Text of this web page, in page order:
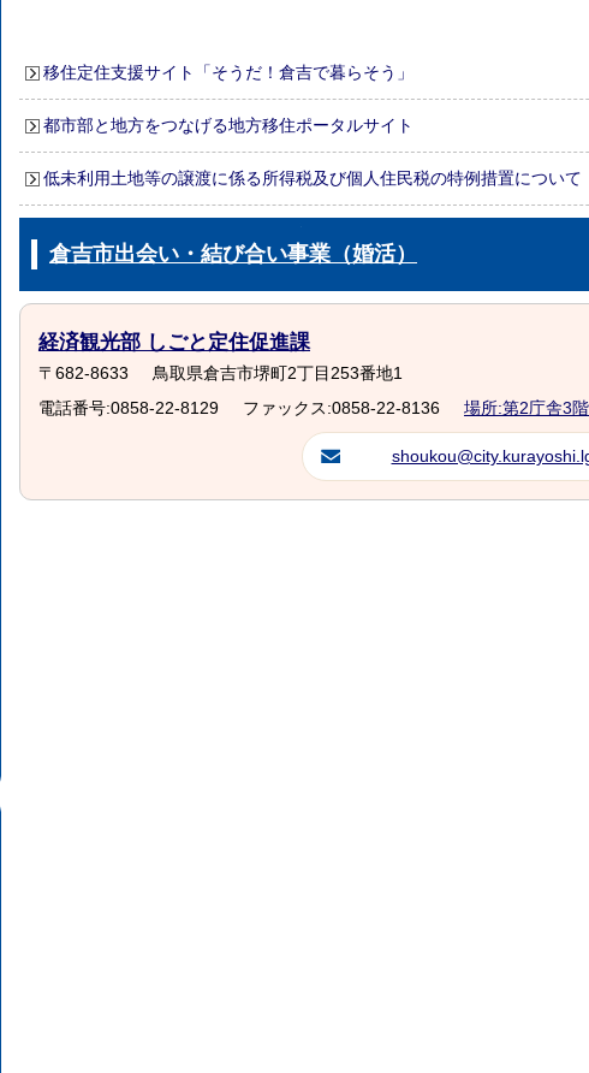
移住定住支援サイト「そうだ！倉吉で暮らそう」
都市部と地方をつなげる地方移住ポータルサイト
低未利用土地等の譲渡に係る所得税及び個人住民税の特例措置について
倉吉市出会い・結び合い事業（婚活）
経済観光部 しごと定住促進課
〒682-8633
鳥取県倉吉市堺町2丁目253番地1
電話番号:0858-22-8129
ファックス:0858-22-8136 場所:第2庁舎3階